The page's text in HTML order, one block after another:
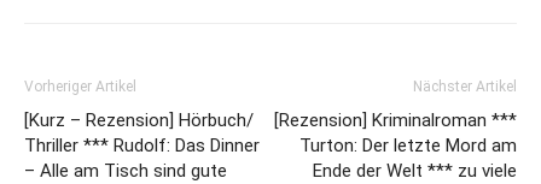
Vorheriger Artikel
[Kurz – Rezension] Hörbuch/
Thriller *** Rudolf: Das Dinner
– Alle am Tisch sind gute
Nächster Artikel
[Rezension] Kriminalroman ***
Turton: Der letzte Mord am
Ende der Welt *** zu viele